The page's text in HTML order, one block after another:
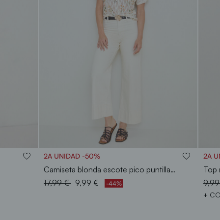
2A UNIDAD -50%
Camiseta blonda escote pico puntillas
Price reduced from
17,99 €to9,99 € -44%
ML XLXXL
2A
Top
+